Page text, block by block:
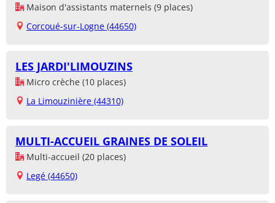
Maison d'assistants maternels (9 places)
Corcoué-sur-Logne (44650)
LES JARDI'LIMOUZINS
Micro crèche (10 places)
La Limouzinière (44310)
MULTI-ACCUEIL GRAINES DE SOLEIL
Multi-accueil (20 places)
Legé (44650)